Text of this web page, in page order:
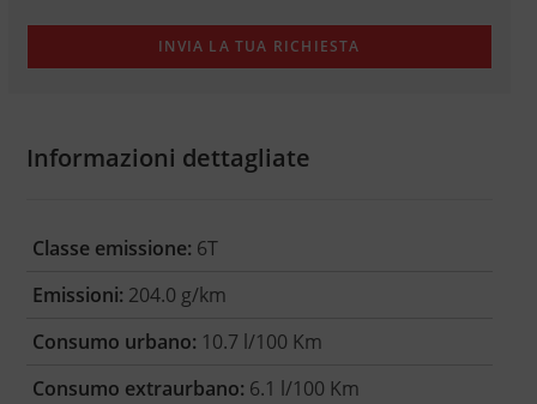
Informazioni dettagliate
Classe emissione: 6T
Emissioni: 204.0 g/km
Consumo urbano: 10.7 l/100 Km
Consumo extraurbano: 6.1 l/100 Km